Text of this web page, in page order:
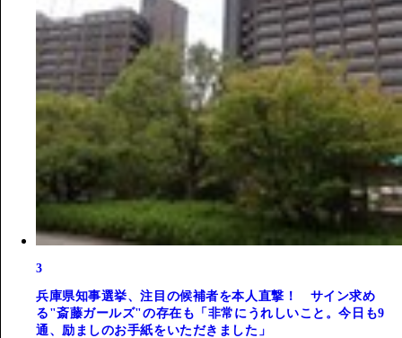
3
兵庫県知事選挙、注目の候補者を本人直撃！ サイン求め
る"斎藤ガールズ"の存在も「非常にうれしいこと。今日も9
通、励ましのお手紙をいただきました」